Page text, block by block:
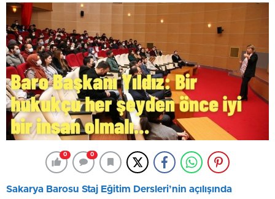
0 0
Sakarya Barosu Staj Eğitim Dersleri’nin açılışında